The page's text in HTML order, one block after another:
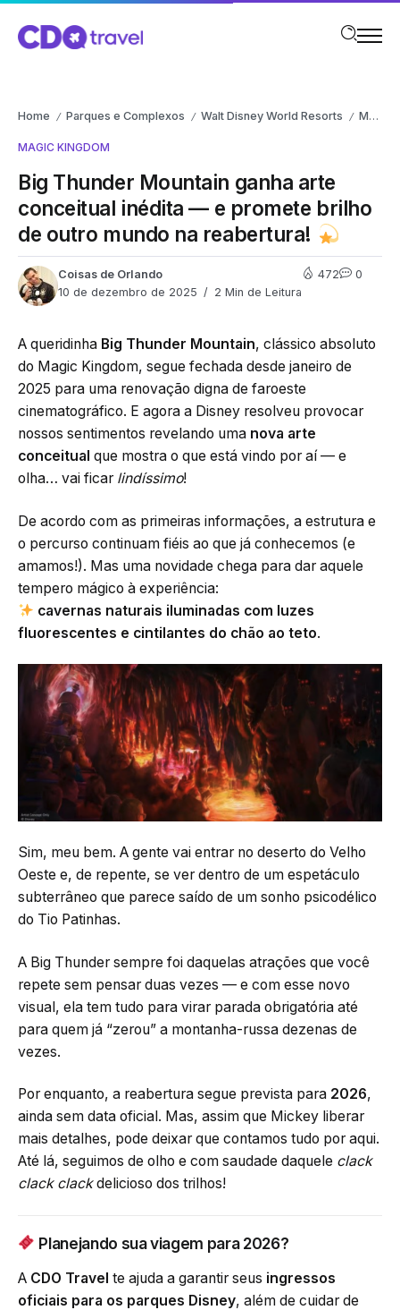
Home / Parques e Complexos / Walt Disney World Resorts / Magic Kingdom
MAGIC KINGDOM
Big Thunder Mountain ganha arte
conceitual inédita — e promete brilho
de outro mundo na reabertura!
Coisas de Orlando
10 de dezembro de 2025
2 Min de Leitura
472 0
A queridinha Big Thunder Mountain, clássico absoluto
do Magic Kingdom, segue fechada desde janeiro de
2025 para uma renovação digna de faroeste
cinematográfico. E agora a Disney resolveu provocar
nossos sentimentos revelando uma nova arte
conceitual que mostra o que está vindo por aí — e
olha… vai ficar lindíssimo!
De acordo com as primeiras informações, a estrutura e
o percurso continuam fiéis ao que já conhecemos (e
amamos!). Mas uma novidade chega para dar aquele
tempero mágico à experiência:
cavernas naturais iluminadas com luzes
fluorescentes e cintilantes do chão ao teto.
Sim, meu bem. A gente vai entrar no deserto do Velho
Oeste e, de repente, se ver dentro de um espetáculo
subterrâneo que parece saído de um sonho psicodélico
do Tio Patinhas.
A Big Thunder sempre foi daquelas atrações que você
repete sem pensar duas vezes — e com esse novo
visual, ela tem tudo para virar parada obrigatória até
para quem já “zerou” a montanha-russa dezenas de
vezes.
Por enquanto, a reabertura segue prevista para 2026,
ainda sem data oficial. Mas, assim que Mickey liberar
mais detalhes, pode deixar que contamos tudo por aqui.
Até lá, seguimos de olho e com saudade daquele clack
clack clackdelicioso dos trilhos!
Planejando sua viagem para 2026?
A CDO Travel te ajuda a garantir seus ingressos
oficiais para os parques Disney, além de cuidar de